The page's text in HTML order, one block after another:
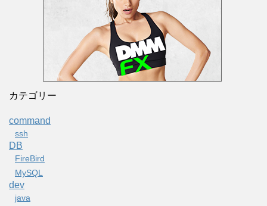
カテゴリー
command
ssh
DB
FireBird
MySQL
dev
java